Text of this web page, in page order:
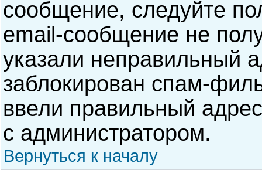
сообщение, следуйте
email-сообщение не
указали неправильный
заблокирован спам-
ввели правильный
с администратором.
Вернуться к началу